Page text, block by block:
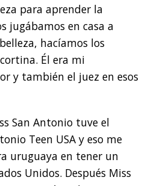
para aprender la
jugábamos en casa a
hacíamos los
Él era mi
y también el juez en esos
San Antonio tuve el
Teen USA y eso me
uruguaya en tener un
Unidos. Después Miss